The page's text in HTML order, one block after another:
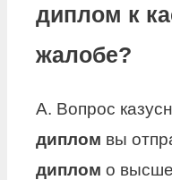
диплом к
жалобе?
А. Вопрос
диплом вы
диплом о